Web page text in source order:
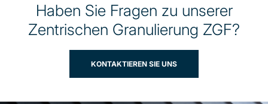
Haben Sie Fragen zu unserer
Zentrischen Granulierung ZGF?
KONTAKTIEREN SIE UNS